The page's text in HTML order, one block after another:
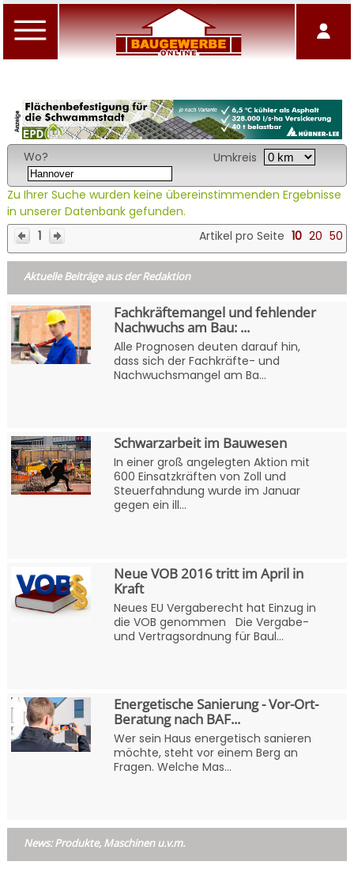
Wo? Umkreis
Zu Ihrer Suche wurden keine übereinstimmenden Ergebnisse
in unserer Datenbank gefunden.
1
Artikel pro Seite 10 20 50
Aktuelle Beiträge aus der Redaktion
Fachkräftemangel und fehlender
Nachwuchs am Bau: ...
Alle Prognosen deuten darauf hin,
dass sich der Fachkräfte- und
Nachwuchsmangel am Ba...
Schwarzarbeit im Bauwesen
In einer groß angelegten Aktion mit
600 Einsatzkräften von Zoll und
Steuerfahndung wurde im Januar
gegen ein ill...
Neue VOB 2016 tritt im April in
Kraft
Neues EU Vergaberecht hat Einzug in
die VOB genommen Die Vergabe-
und Vertragsordnung für Baul...
Energetische Sanierung - Vor-Ort-
Beratung nach BAF...
Wer sein Haus energetisch sanieren
möchte, steht vor einem Berg an
Fragen. Welche Mas...
News: Produkte, Maschinen u.v.m.